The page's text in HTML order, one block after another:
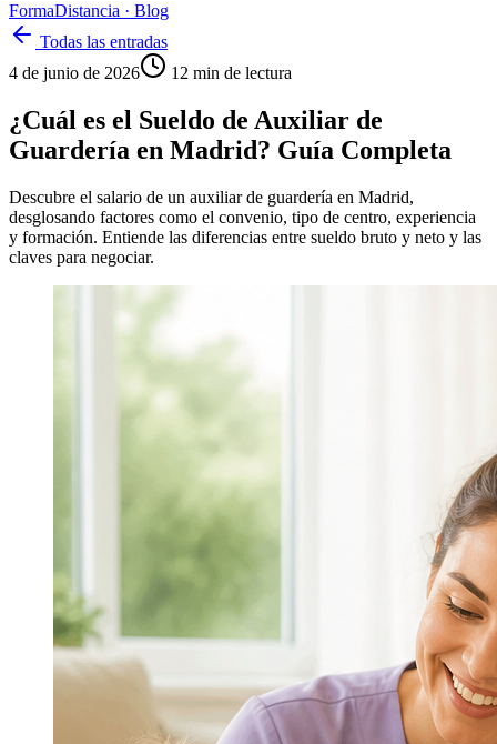
FormaDistancia · Blog
Todas las entradas
4 de junio de 2026
12 min de lectura
¿Cuál es el Sueldo de Auxiliar de
Guardería en Madrid? Guía Completa
Descubre el salario de un auxiliar de guardería en Madrid,
desglosando factores como el convenio, tipo de centro, experiencia
y formación. Entiende las diferencias entre sueldo bruto y neto y las
claves para negociar.